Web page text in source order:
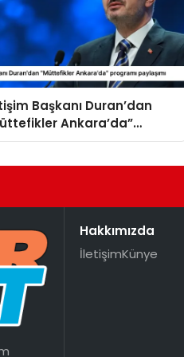
Başkanı Duran’dan
Ankara’da”
paylaşımı
Hakkımızda
İletişimKünye